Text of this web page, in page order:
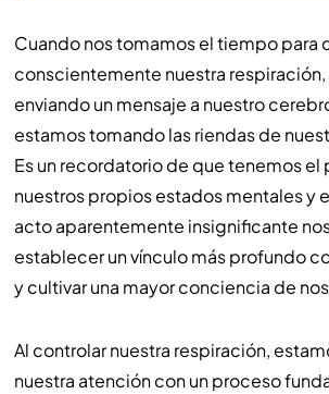
Cuando nos tomamos el tiempo para
conscientemente nuestra
enviando un mensaje a nuestro
estamos tomando las riendas de
Es un recordatorio de que tenemos el
nuestros propios estados mentales y
acto aparentemente insignificante
establecer un vínculo más profundo
y cultivar una mayor conciencia de
Al controlar nuestra respiración,
nuestra atención con un proceso